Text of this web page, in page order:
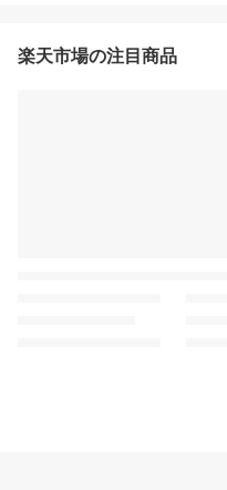
楽天市場の注目商品